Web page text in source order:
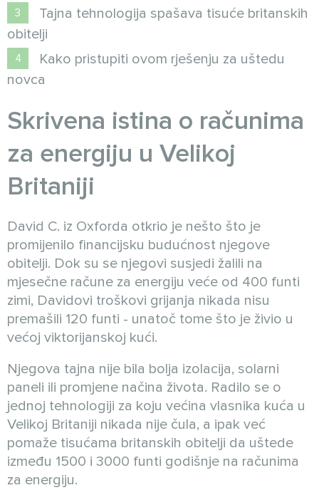
Tajna tehnologija spašava tisuće britanskih
obitelji
Kako pristupiti ovom rješenju za uštedu
novca
Skrivena istina o računima
za energiju u Velikoj
Britaniji
David C. iz Oxforda otkrio je nešto što je
promijenilo financijsku budućnost njegove
obitelji. Dok su se njegovi susjedi žalili na
mjesečne račune za energiju veće od 400 funti
zimi, Davidovi troškovi grijanja nikada nisu
premašili 120 funti - unatoč tome što je živio u
većoj viktorijanskoj kući.
Njegova tajna nije bila bolja izolacija, solarni
paneli ili promjene načina života. Radilo se o
jednoj tehnologiji za koju većina vlasnika kuća u
Velikoj Britaniji nikada nije čula, a ipak već
pomaže tisućama britanskih obitelji da uštede
između 1500 i 3000 funti godišnje na računima
za energiju.